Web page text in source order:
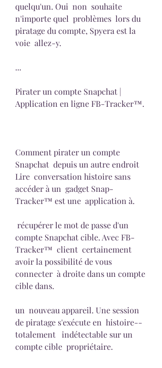
quelqu'un. Oui  non  souhaite
n'importe quel  problèmes  lors du
piratage du compte, Spyera est la
voie  allez-y.
...
Pirater un compte Snapchat |
Application en ligne FB-Tracker™.
Comment pirater un compte
Snapchat  depuis un autre endroit
Lire  conversation histoire sans
accéder à un  gadget Snap-
Tracker™ est une  application à.
compte Snapchat cible. Avec FB-
Tracker™  client  certainement
avoir la possibilité de vous
connecter  à droite dans un compte
cible dans.
un  nouveau appareil. Une session
de piratage s'exécute en  histoire--
totalement   indétectable sur un
compte cible  propriétaire.